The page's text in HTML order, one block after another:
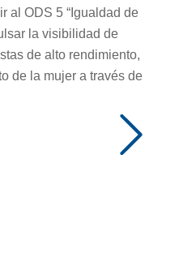
al ODS 5 “Igualdad de
la visibilidad de
de alto rendimiento,
de la mujer a través de